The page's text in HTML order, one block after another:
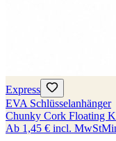
Express
EVA Schlüsselanhänger
Chunky Cork Floating
Ab 1,45 € incl. MwSt